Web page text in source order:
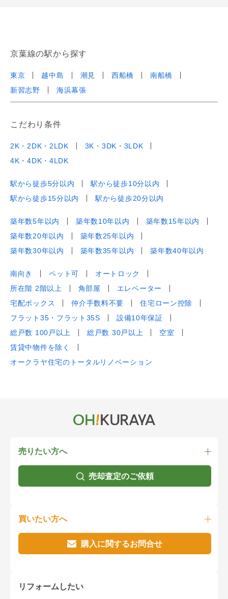
京葉線の駅から探す
東京 越中島 潮見 西船橋
南船橋
新習志野
海浜幕張
こだわり条件
2K・2DK・2LDK
3K・3DK・3LDK
4K・4DK・4LDK
駅から徒歩5分以内
駅から徒歩10分以内
駅から徒歩15分以内
駅から徒歩20分以内
築年数5年以内 築年数10年以内
築年数15年以内
築年数20年以内
築年数25年以内
築年数30年以内
築年数35年以内 築年数40年以内
南向き ペット可
オートロック
所在階 2階以上
角部屋
エレベーター
宅配ボックス
仲介手数料不要
住宅ローン控除
フラット35・フラット35S
設備10年保証
総戸数 100戸以上
総戸数 30戸以上
空室
賃貸中物件を除く
オークラヤ住宅のトータルリノベーション
売りたい方へ
売却査定のご依頼
買いたい方へ
購入に関するお問合せ
リフォームしたい